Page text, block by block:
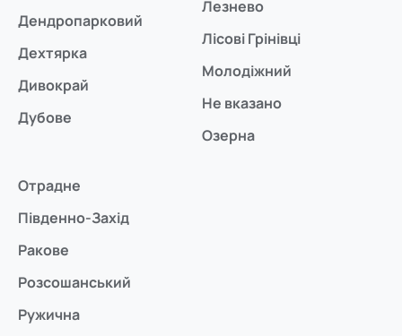
Дендропарковий
Дехтярка
Дивокрай
Дубове
Лезнево
Лісові Грінівці
Молодіжний
Не вказано
Озерна
Отрадне
Південно-Захід
Ракове
Розсошанський
Ружична